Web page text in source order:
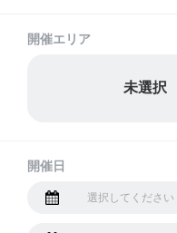
開催エリア
未選択
開催日
選択してください